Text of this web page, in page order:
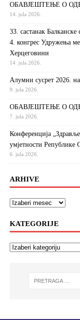
ОБАВЈЕШТЕЊЕ О
14. jula 2026.
33. састанак
4. конгрес Удружења
Херцеговини
14. jula 2026.
Алумни сусрет 2026.
9. jula 2026.
ОБАВЈЕШТЕЊЕ О
7. jula 2026.
Конференција
умјетности Републике
6. jula 2026.
ARHIVE
KATEGORIJE